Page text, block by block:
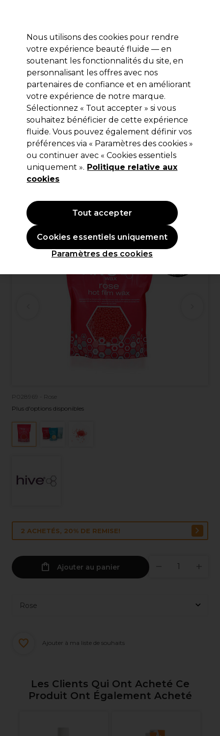
Se connecter
Marques Bons plans Coiffure Electro et Matériel
Livraison et délais
lire la suite
Hive
Hive Perles de cire chaude Rose
700g
(3)
21,59 €Hors TVA
P028969 - Rose
Plus d'options disponibles
2 ACHETÉS, 20% DE REMISE!
Ajouter au panier
Ajouter à ma liste de souhaits
Les Clients Qui Ont Acheté Ce
Produit Ont Également Acheté
Nous utilisons des cookies pour rendre
votre expérience beauté fluide — en
soutenant les fonctionnalités du site, en
personnalisant les offres avec nos
partenaires de confiance et en améliorant
votre expérience de notre marque.
Sélectionnez « Tout accepter » si vous
souhaitez bénéficier de cette expérience
fluide. Vous pouvez également définir vos
préférences via « Paramètres des cookies »
ou continuer avec « Cookies essentiels
uniquement ». Politique relative aux
cookies
Paramètres des cookies
Cookies essentiels uniquement
Tout accepter